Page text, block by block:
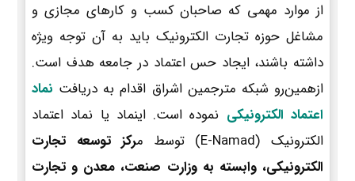
از موارد مهمی که صاحبان کسب و کارهای مجازی و
مشاغل حوزه تجارت الکترونیک باید به آن توجه ویژه
داشته باشند، ایجاد حس اعتماد در جامعه هدف است.
ازهمین‌رو شبکه مترجمین اشراق اقدام به دریافت نماد
اعتماد الکترونیکی نموده است. اینماد یا نماد اعتماد
الکترونیک (E-Namad) توسط م
رکز توسعه تجارت
الکترونیکی، وابسته به وزارت صنعت، معدن و تجارت